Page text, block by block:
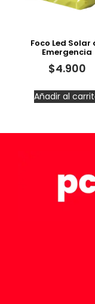
Foco Led Solar
Emergencia
$4.900
Añadir al